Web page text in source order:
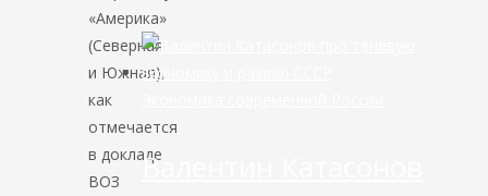
«Америка»
(Северная
и Южная),
как
отмечается
в докладе
ВОЗ
Валентин Катасонов